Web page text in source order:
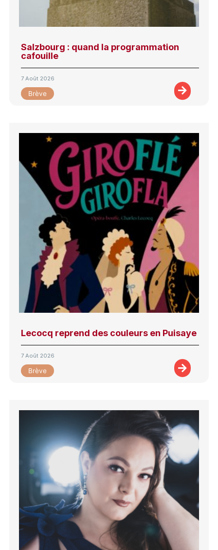
Salzbourg : quand la programmation
cafouille
7 Août 2026
Brève
Lecocq reprend des couleurs en Puisaye
7 Août 2026
Brève